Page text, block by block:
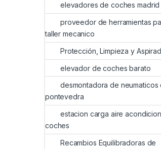
elevadores de coches madrid
proveedor de herramientas
taller mecanico
Protección, Limpieza y
elevador de coches barato
desmontadora de neumaticos
pontevedra
estacion carga aire
coches
Recambios Equilibradoras de